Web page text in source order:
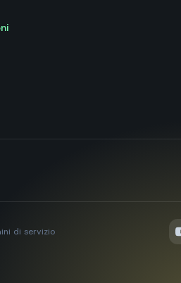
di servizio